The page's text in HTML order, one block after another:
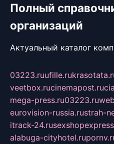
Полный
организаций
Актуальный каталог
03223.ruufille.ru
veetbox.rucinemapost.ru
mega-press.ru03223.ru
eurovision-russia.rustrah-
itrack-24.ru
alabuga-cityhotel.ru